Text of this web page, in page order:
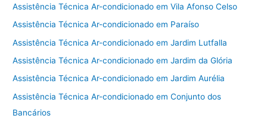
Assistência Técnica Ar-condicionado em Vila Afonso Celso
Assistência Técnica Ar-condicionado em Paraíso
Assistência Técnica Ar-condicionado em Jardim Lutfalla
Assistência Técnica Ar-condicionado em Jardim da Glória
Assistência Técnica Ar-condicionado em Jardim Aurélia
Assistência Técnica Ar-condicionado em Conjunto dos
Bancários